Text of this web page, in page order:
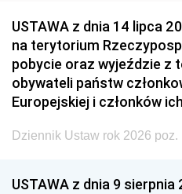
USTAWA z dnia 14 lipca
na terytorium
pobycie oraz wyjeździe z
obywateli państw
Europejskiej i członków
Dziennik Ustaw rok 2026 poz.
USTAWA z dnia 9 sierpnia